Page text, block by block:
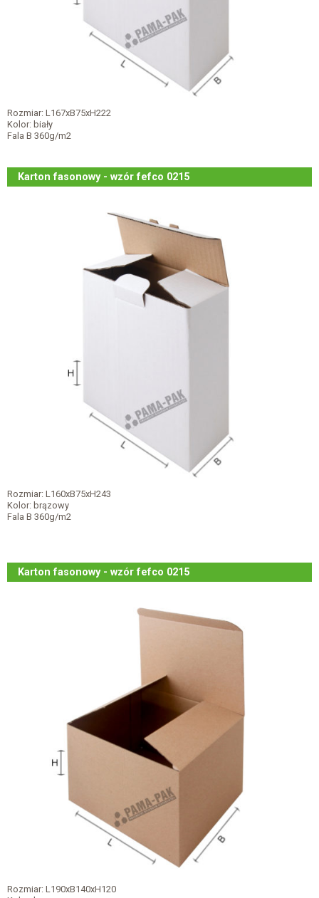
Rozmiar: L167xB75xH222
Kolor: biały
Fala B 360g/m2
Karton fasonowy - wzór fefco 0215
Rozmiar: L160xB75xH243
Kolor: brązowy
Fala B 360g/m2
Karton fasonowy - wzór fefco 0215
Rozmiar: L190xB140xH120